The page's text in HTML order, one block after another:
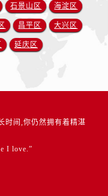
石景山区 海淀区
昌平区 大兴区
延庆区
时间,你仍然拥有着精湛
I love.”